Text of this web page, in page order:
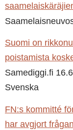
Suomi on
poistamista
Samediggi.fi
Svenska
FN:s kommitté
har avgjort